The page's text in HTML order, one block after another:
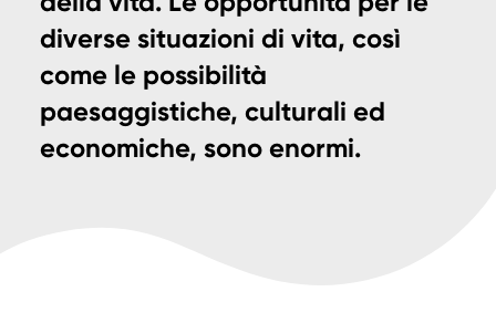
diverse situazioni di vita, così
come le possibilità
paesaggistiche, culturali ed
economiche, sono enormi.